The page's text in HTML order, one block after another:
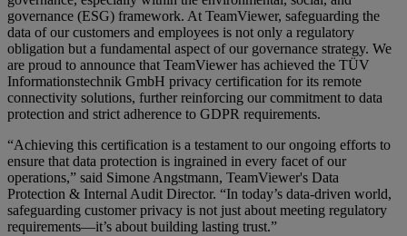
governance (ESG) framework. At TeamViewer, safeguarding the
data of our customers and employees is not only a regulatory
obligation but a fundamental aspect of our governance strategy. We
are proud to announce that TeamViewer has achieved the TÜV
Informationstechnik GmbH privacy certification for its remote
connectivity solutions, further reinforcing our commitment to data
protection and strict adherence to GDPR requirements.
“Achieving this certification is a testament to our ongoing efforts to
ensure that data protection is ingrained in every facet of our
operations,” said Simone Angstmann, TeamViewer's Data
Protection & Internal Audit Director. “In today’s data-driven world,
safeguarding customer privacy is not just about meeting regulatory
requirements—it’s about building lasting trust.”